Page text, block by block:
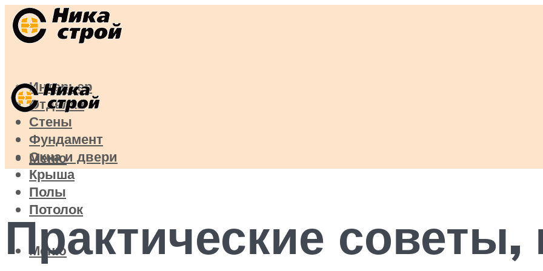
Интерьер
Отделка
Стены
Фундамент
Окна и двери
Крыша
Полы
Потолок
Меню
Меню
Практические советы,